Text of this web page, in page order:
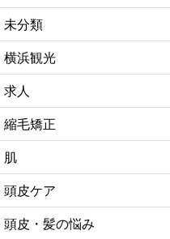
未分類
横浜観光
求人
縮毛矯正
肌
頭皮ケア
頭皮・髪の悩み